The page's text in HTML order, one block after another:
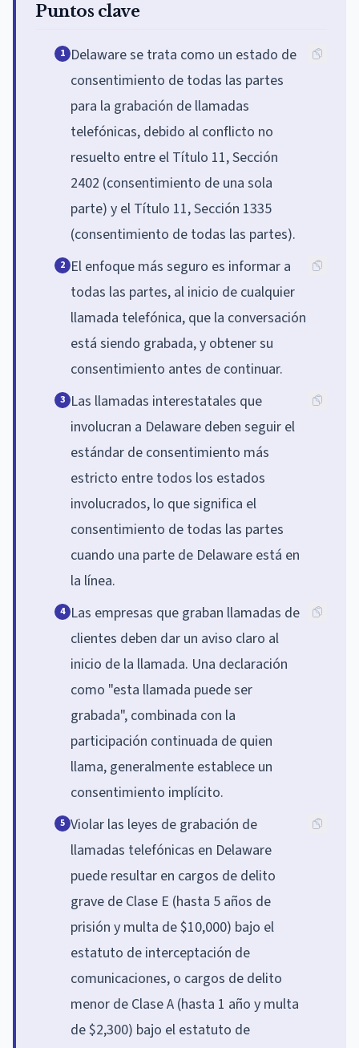
Puntos clave
1 Delaware se trata como un estado de
consentimiento de todas las partes
para la grabación de llamadas
telefónicas, debido al conflicto no
resuelto entre el Título 11, Sección
2402 (consentimiento de una sola
parte) y el Título 11, Sección 1335
(consentimiento de todas las partes).
2 El enfoque más seguro es informar a
todas las partes, al inicio de cualquier
llamada telefónica, que la conversación
está siendo grabada, y obtener su
consentimiento antes de continuar.
3 Las llamadas interestatales que
involucran a Delaware deben seguir el
estándar de consentimiento más
estricto entre todos los estados
involucrados, lo que significa el
consentimiento de todas las partes
cuando una parte de Delaware está en
la línea.
4 Las empresas que graban llamadas de
clientes deben dar un aviso claro al
inicio de la llamada. Una declaración
como "esta llamada puede ser
grabada", combinada con la
participación continuada de quien
llama, generalmente establece un
consentimiento implícito.
5 Violar las leyes de grabación de
llamadas telefónicas en Delaware
puede resultar en cargos de delito
grave de Clase E (hasta 5 años de
prisión y multa de $10,000) bajo el
estatuto de interceptación de
comunicaciones, o cargos de delito
menor de Clase A (hasta 1 año y multa
de $2,300) bajo el estatuto de